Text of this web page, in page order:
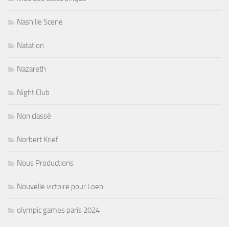
Nashille Scene
Natation
Nazareth
Night Club
Non classé
Norbert Krief
Nous Productions
Nouvelle victoire pour Loeb
olympic games paris 2024